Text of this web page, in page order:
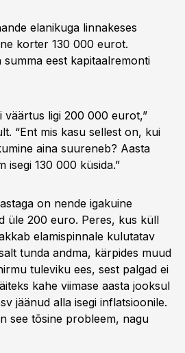
elanikuga linnakeses
korter 130 000 eurot.
summa eest kapitaalremonti
väärtus ligi 200 000 eurot,”
“Ent mis kasu sellest on, kui
aina suureneb? Aasta
isegi 130 000 küsida.”
on nende igakuine
üle 200 euro. Peres, kus küll
elamispinnale kulutatav
tunda andma, kärpides muud
tuleviku ees, sest palgad ei
kahe viimase aasta jooksul
jäänud alla isegi inflatsioonile.
see tõsine probleem, nagu